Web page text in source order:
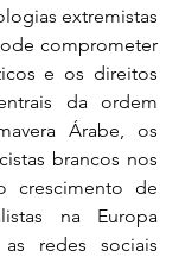
extremistas
comprometer
e os direitos
da ordem
Árabe, os
brancos nos
crescimento de
na Europa
redes sociais